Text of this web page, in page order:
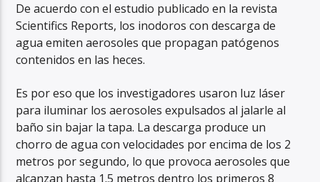
De acuerdo con el estudio publicado en la revista
Scientifics Reports, los inodoros con descarga de
agua emiten aerosoles que propagan patógenos
contenidos en las heces.
Es por eso que los investigadores usaron luz láser
para iluminar los aerosoles expulsados al jalarle al
baño sin bajar la tapa. La descarga produce un
chorro de agua con velocidades por encima de los 2
metros por segundo, lo que provoca aerosoles que
alcanzan hasta 1.5 metros dentro los primeros 8